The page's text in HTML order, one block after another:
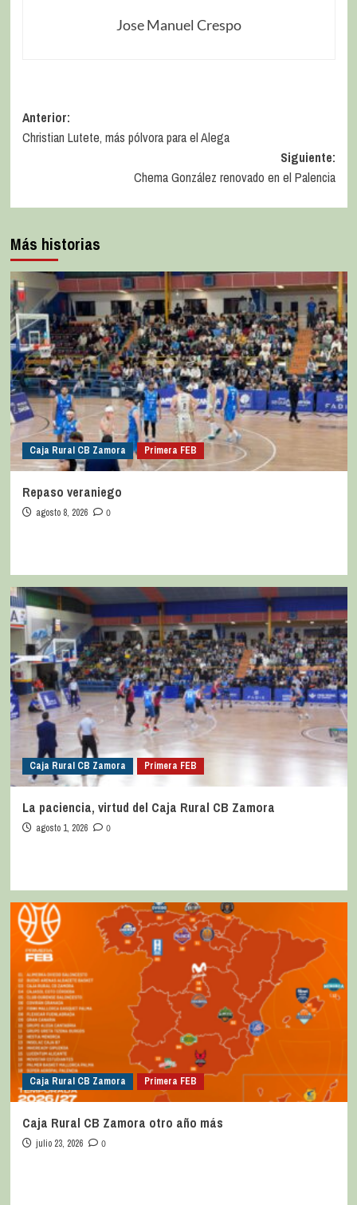
Jose Manuel Crespo
Anterior:
Christian Lutete, más pólvora para el Alega
Siguiente:
Chema González renovado en el Palencia
Más historias
Caja Rural CB Zamora Primera FEB
Repaso veraniego
agosto 8, 2026 0
Caja Rural CB Zamora Primera FEB
La paciencia, virtud del Caja Rural CB Zamora
agosto 1, 2026 0
Caja Rural CB Zamora Primera FEB
Caja Rural CB Zamora otro año más
julio 23, 2026 0